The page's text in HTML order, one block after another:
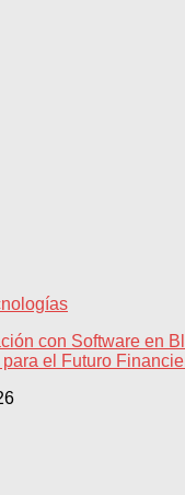
con Software en
para el Futuro